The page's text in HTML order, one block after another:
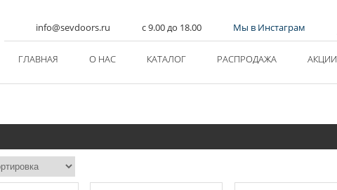
info@sevdoors.ru c 9.00 до 18.00 Мы в Инстаграм
ГЛАВНАЯ О НАС КАТАЛОГ РАСПРОДАЖА АКЦИИ